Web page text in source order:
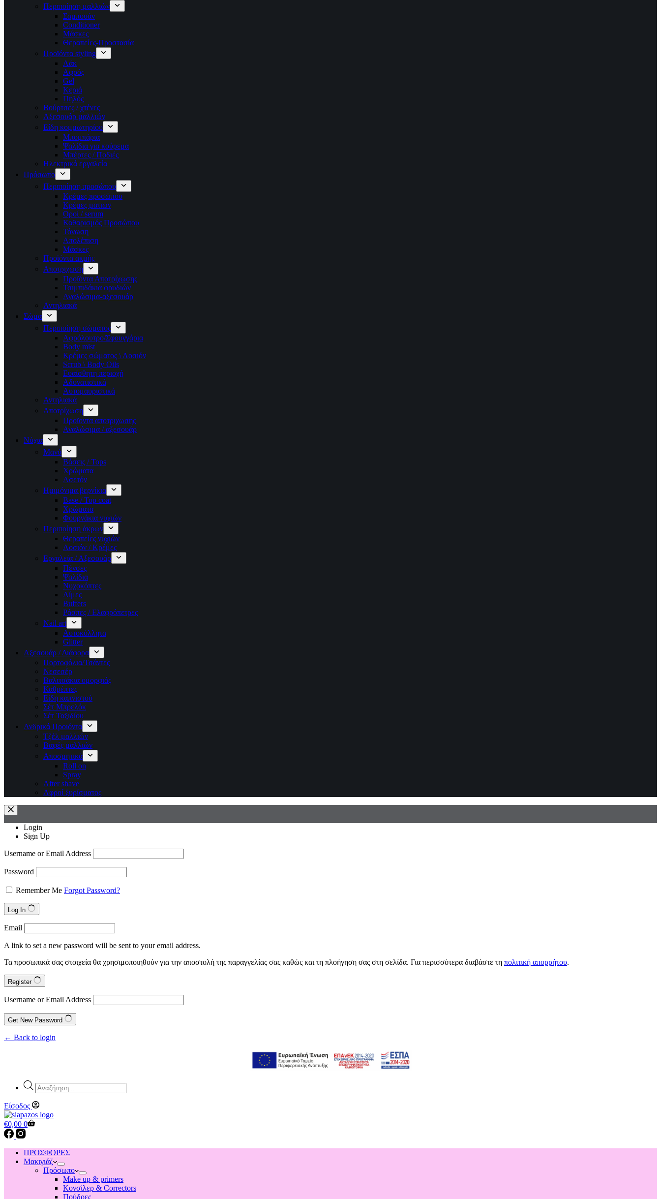
Περιποίηση μαλλιών
Σαμπουάν
Conditioner
Μάσκες
Θεραπείες-Προστασία
Προϊόντα styling
Λάκ
Αφρός
Gel
Κεριά
Πηλός
Βούρτσες / χτένες
Αξεσουάρ μαλλιών
Είδη κομμωτηρίου
Μπομπάρια
Ψαλίδια για κούρεμα
Μπέρτες / Ποδιές
Ηλεκτρικά εργαλεία
Πρόσωπο
Περιποίηση προσώπου
Κρέμες προσώπου
Κρέμες ματιών
Οροί / serum
Καθαρισμός Προσώπου
Τόνωση
Απολέπιση
Μάσκες
Προϊόντα ακμής
Αποτριχωση
Προϊόντα Αποτρίχωσης
Τσιμπιδάκια φρυδιών
Αναλώσιμα-αξεσουάρ
Αντηλιακά
Σώμα
Περιποίηση σώματος
Αφρόλουτρο/Σφουγγάρια
Body mist
Κρέμες σώματος \ Λοσιόν
Scrub \ Body Oils
Ευαίσθητη περιοχή
Αδυνατιστικά
Αυτομαυριστικά
Αντηλιακά
Αποτρίχωση
Προϊοντα αποτριχωσης
Αναλώσιμα / αξεσουάρ
Νύχια
Μανό
Βάσεις / Tops
Χρώματα
Ασετόν
Ημιμόνιμα βερνίκια
Base / Top coat
Χρώματα
Φουρνάκια νυχιών
Περιποίηση άκρων
Θεραπείες νυχιών
Λοσιόν / Κρέμες
Εργαλεία / Αξεσουάρ
Πένσες
Ψαλίδια
Νυχοκόπτες
Λίμες
Buffers
Ράσπες / Ελαφρόπετρες
Nail art
Αυτοκόλλητα
Glitter
Αξεσουάρ / Διάφορα
Πορτοφόλια/Τσάντες
Νεσεσέρ
Βαλιτσάκια ομορφιάς
Καθρέπτες
Είδη καπνιστού
Σέτ Μπρελόκ
Σέτ Ταξιδίου
Ανδρικά Προιόντα
Τζέλ μαλλιών
Βαφές μαλλιών
Αποσμητικά
Roll on
Spray
After shave
Αφροί ξυρίσματος
Login
Sign Up
Username or Email Address
Password
Remember Me Forgot Password?
Log In
Email
A link to set a new password will be sent to your email address.
Τα προσωπικά σας στοιχεία θα χρησιμοποιηθούν για την αποστολή της παραγγελίας σας καθώς και τη πλοήγηση σας στη σελίδα. Για περισσότερα διαβάστε τη πολιτική απορρήτου.
Register
Username or Email Address
Get New Password
← Back to login
Products
search
Είσοδος
Shopping
cart
€0,00 0
ΠΡΟΣΦΟΡΕΣ
Μακιγιάζ
Πρόσωπο
Make up & primers
Κονσίλερ & Correctors
Πούδρες